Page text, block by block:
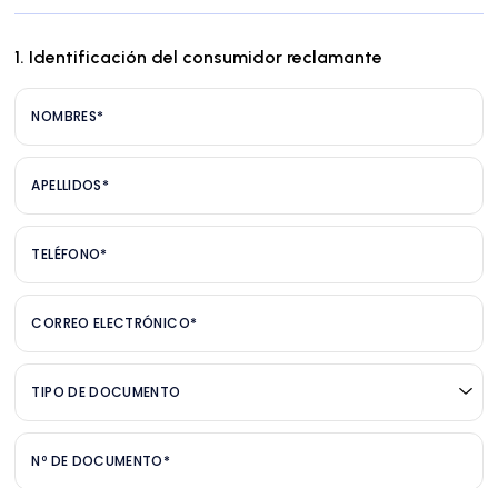
1. Identificación del consumidor reclamante
NOMBRES*
APELLIDOS*
TELÉFONO*
CORREO ELECTRÓNICO*
TIPO DE DOCUMENTO
Nº DE DOCUMENTO*